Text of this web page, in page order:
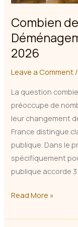
Combien
2026
Leave a Comment
La question
préoccupe de
leur changement
France distingue
publique. Dans le
spécifiquement
publique accorde
Combien
Jours
Read More »